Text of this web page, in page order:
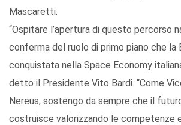
Mascaretti.
“Ospitare l’apertura di questo percorso
conferma del ruolo di primo piano che la
conquistata nella Space Economy
detto il Presidente Vito Bardi. “Come
Nereus, sostengo da sempre che il
costruisce valorizzando le competenze